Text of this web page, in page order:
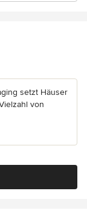
setzt Häuser
von